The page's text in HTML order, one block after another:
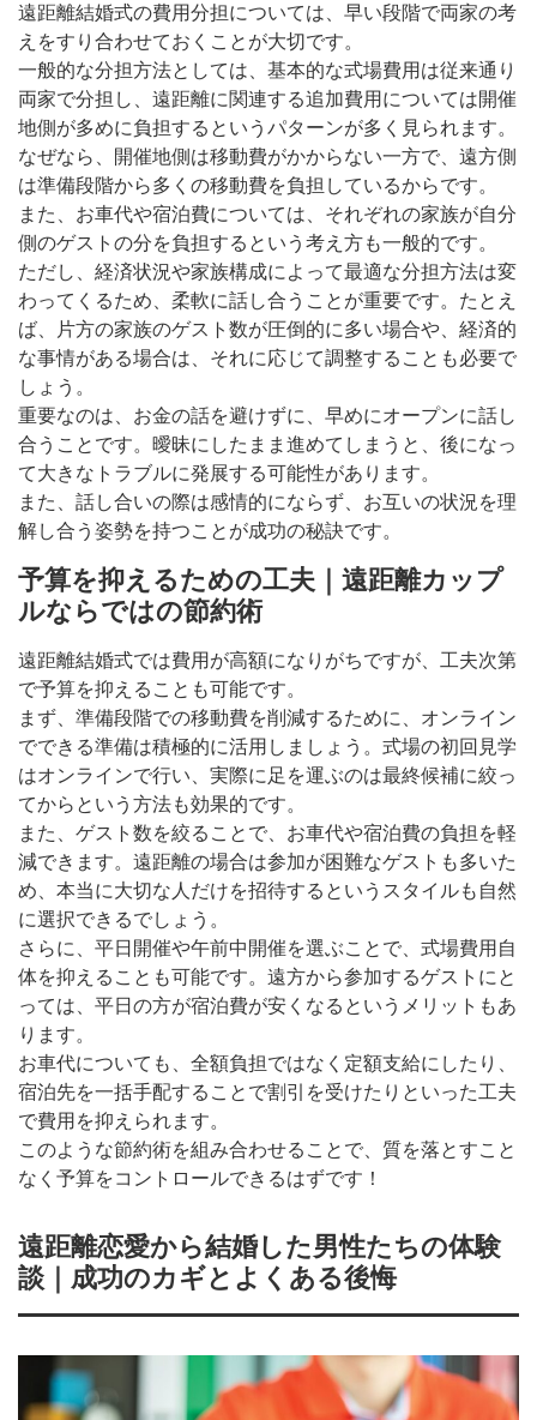
遠距離結婚式の費用分担については、早い段階で両家の考
えをすり合わせておくことが大切です。
一般的な分担方法としては、基本的な式場費用は従来通り
両家で分担し、遠距離に関連する追加費用については開催
地側が多めに負担するというパターンが多く見られます。
なぜなら、開催地側は移動費がかからない一方で、遠方側
は準備段階から多くの移動費を負担しているからです。
また、お車代や宿泊費については、それぞれの家族が自分
側のゲストの分を負担するという考え方も一般的です。
ただし、経済状況や家族構成によって最適な分担方法は変
わってくるため、柔軟に話し合うことが重要です。たとえ
ば、片方の家族のゲスト数が圧倒的に多い場合や、経済的
な事情がある場合は、それに応じて調整することも必要で
しょう。
重要なのは、お金の話を避けずに、早めにオープンに話し
合うことです。曖昧にしたまま進めてしまうと、後になっ
て大きなトラブルに発展する可能性があります。
また、話し合いの際は感情的にならず、お互いの状況を理
解し合う姿勢を持つことが成功の秘訣です。
予算を抑えるための工夫｜遠距離カップ
ルならではの節約術
遠距離結婚式では費用が高額になりがちですが、工夫次第
で予算を抑えることも可能です。
まず、準備段階での移動費を削減するために、オンライン
でできる準備は積極的に活用しましょう。式場の初回見学
はオンラインで行い、実際に足を運ぶのは最終候補に絞っ
てからという方法も効果的です。
また、ゲスト数を絞ることで、お車代や宿泊費の負担を軽
減できます。遠距離の場合は参加が困難なゲストも多いた
め、本当に大切な人だけを招待するというスタイルも自然
に選択できるでしょう。
さらに、平日開催や午前中開催を選ぶことで、式場費用自
体を抑えることも可能です。遠方から参加するゲストにと
っては、平日の方が宿泊費が安くなるというメリットもあ
ります。
お車代についても、全額負担ではなく定額支給にしたり、
宿泊先を一括手配することで割引を受けたりといった工夫
で費用を抑えられます。
このような節約術を組み合わせることで、質を落とすこと
なく予算をコントロールできるはずです！
遠距離恋愛から結婚した男性たちの体験
談｜成功のカギとよくある後悔